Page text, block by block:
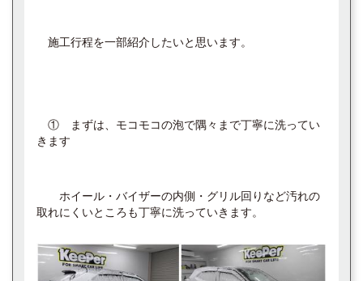
施工行程を一部紹介したいと思います。
① まずは、モコモコの泡で隅々まで丁寧に洗ってい
きます
ホイール・バイザーの内側・グリル回りなど汚れの
取れにくいところも丁寧に洗っていきます。